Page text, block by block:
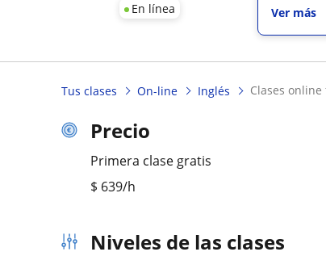
En línea Ver más
Tus clases On-line Inglés clases
Precio
Primera clase gratis
$ 639/h
Niveles de las clases